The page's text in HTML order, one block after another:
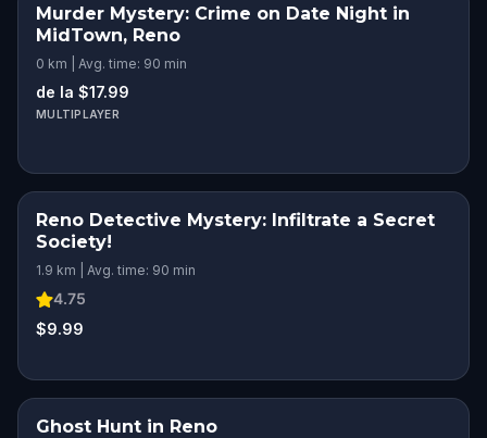
Murder Mystery: Crime on Date Night in
MidTown, Reno
0 km | Avg. time: 90 min
de la $17.99
MULTIPLAYER
Reno Detective Mystery: Infiltrate a Secret
Society!
1.9 km | Avg. time: 90 min
4.75
$9.99
Ghost Hunt in Reno